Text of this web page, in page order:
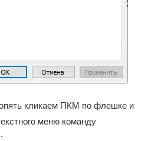
кликаем ПКМ по флешке и
меню команду